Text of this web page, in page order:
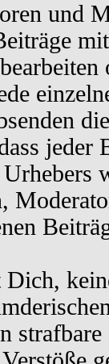
und
jeder